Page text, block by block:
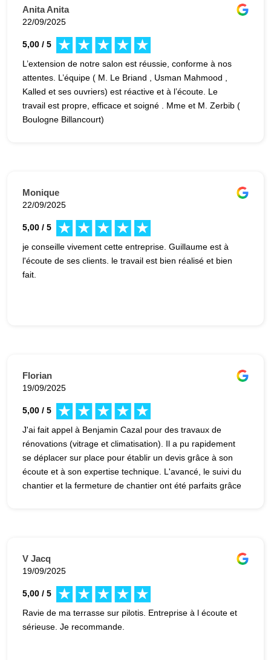
Anita Anita
22/09/2025
5,00 / 5
L’extension de notre salon est réussie, conforme à nos
attentes. L’équipe ( M. Le Briand , Usman Mahmood ,
Kalled et ses ouvriers) est réactive et à l’écoute. Le
travail est propre, efficace et soigné . Mme et M. Zerbib (
Boulogne Billancourt)
Monique
22/09/2025
5,00 / 5
je conseille vivement cette entreprise. Guillaume est à
l'écoute de ses clients. le travail est bien réalisé et bien
fait.
Florian
19/09/2025
5,00 / 5
J'ai fait appel à Benjamin Cazal pour des travaux de
rénovations (vitrage et climatisation). Il a pu rapidement
se déplacer sur place pour établir un devis grâce à son
écoute et à son expertise technique. L'avancé, le suivi du
chantier et la fermeture de chantier ont été parfaits grâce
V Jacq
19/09/2025
5,00 / 5
Ravie de ma terrasse sur pilotis. Entreprise à l écoute et
sérieuse. Je recommande.